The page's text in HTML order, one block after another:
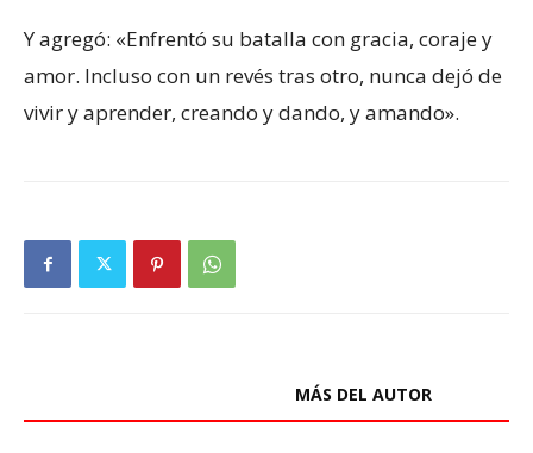
Y agregó: «Enfrentó su batalla con gracia, coraje y
amor. Incluso con un revés tras otro, nunca dejó de
vivir y aprender, creando y dando, y amando».
MÁS DEL AUTOR